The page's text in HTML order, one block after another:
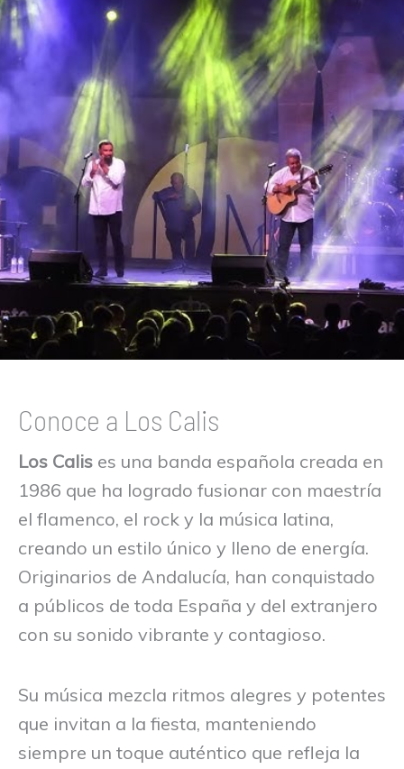
Conoce a Los Calis
Los Calis es una banda española creada en
1986 que ha logrado fusionar con maestría
el flamenco, el rock y la música latina,
creando un estilo único y lleno de energía.
Originarios de Andalucía, han conquistado
a públicos de toda España y del extranjero
con su sonido vibrante y contagioso.
Su música mezcla ritmos alegres y potentes
que invitan a la fiesta, manteniendo
siempre un toque auténtico que refleja la